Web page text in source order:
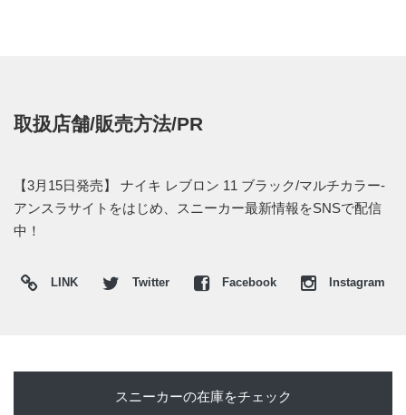
取扱店舗/販売方法/PR
【3月15日発売】 ナイキ レブロン 11 ブラック/マルチカラー-
アンスラサイトをはじめ、スニーカー最新情報をSNSで配信
中！
LINK Twitter Facebook Instagram
スニーカーの在庫をチェック